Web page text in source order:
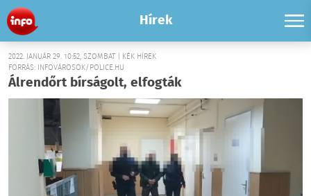
Hírek
2022. JANUÁR 29. 10:52, SZOMBAT | KÉK HÍREK
FORRÁS: INFOVÁROSOK/POLICE.HU
Álrendőrt bírságolt, elfogták